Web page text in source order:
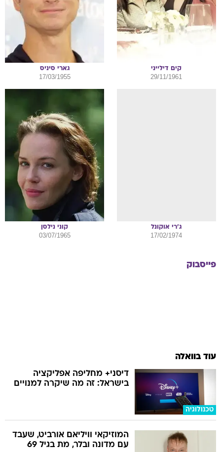
קים דילייני
29/11/1961
גארי סיניס
17/03/1955
ג'רי אוקונל
17/02/1974
קוני נילסן
03/07/1965
פייסבוק
עוד בוואלה
טכנולוגיה
דיסני+ מחליפה אפליקציה
בישראל: זה מה שיקרה למנויים
המוזיקאי וויליאם אורביט, שעבד
עם מדונה ובלר, מת בגיל 69